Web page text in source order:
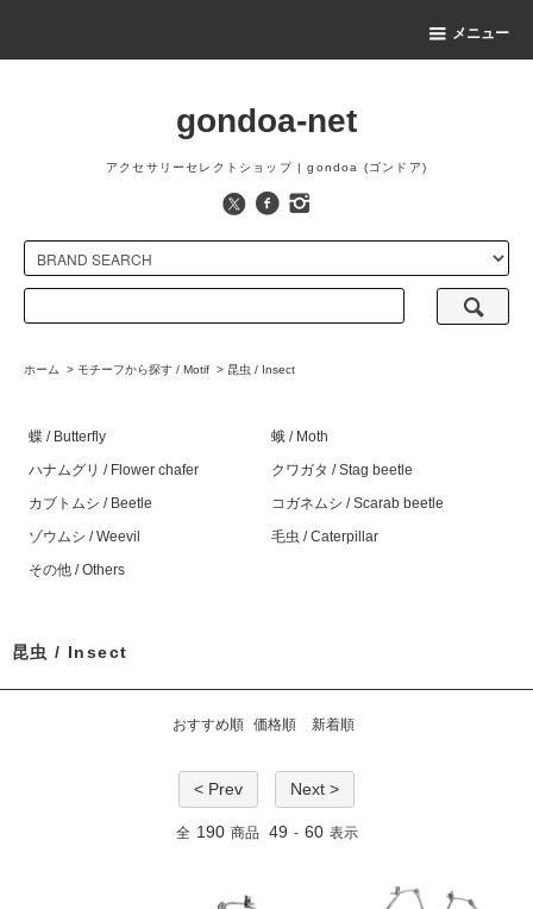
メニュー
gondoa-net
アクセサリーセレクトショップ | gondoa (ゴンドア)
ホーム > モチーフから探す / Motif > 昆虫 / Insect
蝶 / Butterfly
蛾 / Moth
ハナムグリ / Flower chafer
クワガタ / Stag beetle
カブトムシ / Beetle
コガネムシ / Scarab beetle
ゾウムシ / Weevil
毛虫 / Caterpillar
その他 / Others
昆虫 / Insect
おすすめ順 価格順 新着順
< Prev Next >
全 190 商品 49 - 60 表示